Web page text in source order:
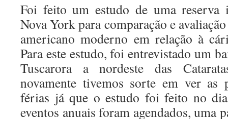
Foi feito um estudo de uma reserva
Nova York para comparação e
americano moderno em relação à
Para este estudo, foi entrevistado um
Tuscarora a nordeste das
novamente tivemos sorte em ver as
férias já que o estudo foi feito no
eventos anuais foram agendados, uma